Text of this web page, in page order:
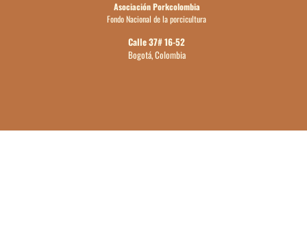
Asociación Porkcolombia
Fondo Nacional de la porcicultura
Calle 37# 16-52
Bogotá, Colombia